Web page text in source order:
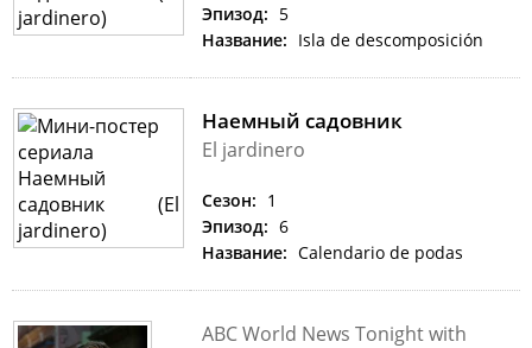
Эпизод: 5
Название: Isla de descomposición
Наемный садовник
El jardinero
Сезон: 1
Эпизод: 6
Название: Calendario de podas
ABC World News Tonight with